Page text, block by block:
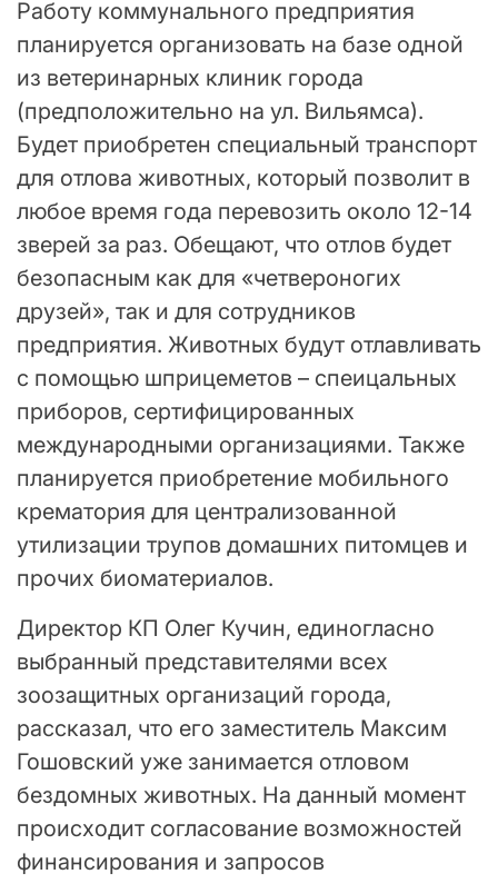
Работу коммунального предприятия
планируется организовать на базе одной
из ветеринарных клиник города
(предположительно на ул. Вильямса).
Будет приобретен специальный транспорт
для отлова животных, который позволит в
любое время года перевозить около 12-14
зверей за раз. Обещают, что отлов будет
безопасным как для «четвероногих
друзей», так и для сотрудников
предприятия. Животных будут отлавливать
с помощью шприцеметов – спеицальных
приборов, сертифицированных
международными организациями. Также
планируется приобретение мобильного
крематория для централизованной
утилизации трупов домашних питомцев и
прочих биоматериалов.
Директор КП Олег Кучин, единогласно
выбранный представителями всех
зоозащитных организаций города,
рассказал, что его заместитель Максим
Гошовский уже занимается отловом
бездомных животных. На данный момент
происходит согласование возможностей
финансирования и запросов